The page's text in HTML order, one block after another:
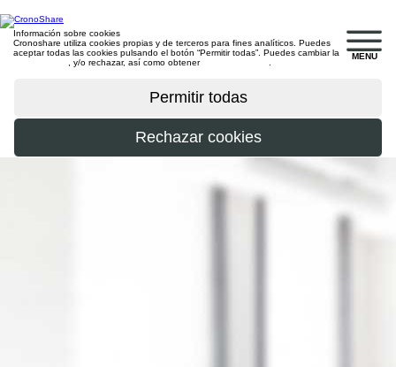
MENU
Información sobre cookies
Cronoshare utiliza cookies propias y de terceros para fines analíticos. Puedes
aceptar todas las cookies pulsando el botón “Permitir todas”. Puedes cambiar la
, y/o rechazar, así como obtener